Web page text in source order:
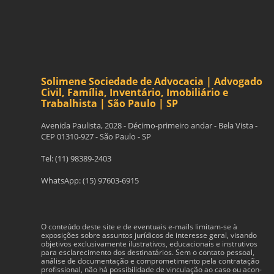
Solimene Sociedade de Advocacia | Advogado
Civil, Família, Inventário, Imobiliário e
Trabalhista | São Paulo | SP
Avenida Paulista, 2028 - Décimo-primeiro andar - Bela Vista -
CEP 01310-927 - São Paulo - SP
Tel: (11) 98389-2403
WhatsApp: (15) 97603-6915
O con­teúdo deste site e de even­tu­ais e-​mails limitam-​se à
exposições sobre assun­tos jurídi­cos de inter­esse geral, visando
obje­tivos exclu­si­va­mente ilus­tra­tivos, edu­ca­cionais e instru­tivos
para esclarec­i­mento dos des­ti­natários. Sem o con­tato pes­soal,
análise de doc­u­men­tação e com­pro­me­ti­mento pela con­tratação
profis­sional, não há pos­si­bil­i­dade de vin­cu­lação ao caso ou acon­